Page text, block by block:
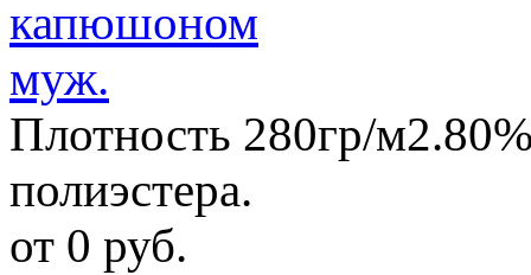
Плотность 280гр/
полиэстера.
от 0 руб.